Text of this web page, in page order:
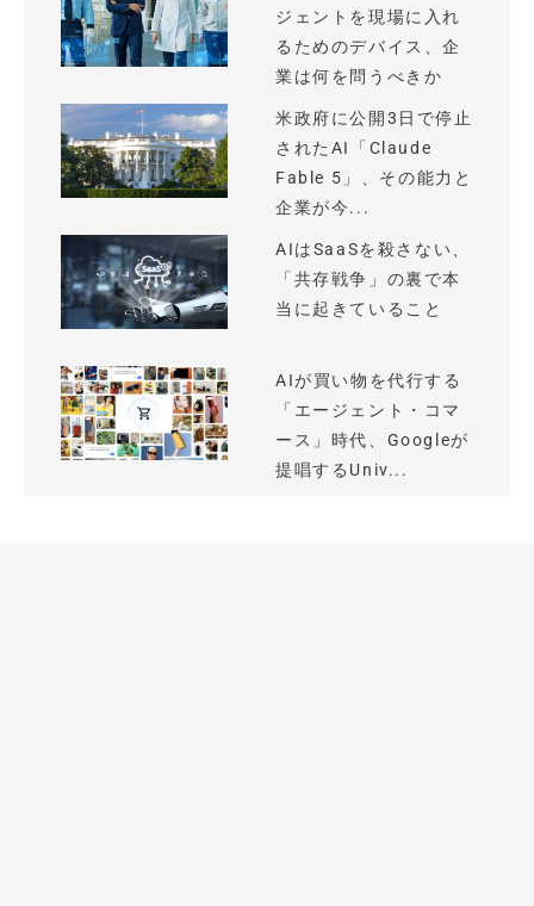
ジェントを現場に入れ
るためのデバイス、企
業は何を問うべきか
米政府に公開3日で停止
されたAI「Claude
Fable 5」、その能力と
企業が今...
AIはSaaSを殺さない、
「共存戦争」の裏で本
当に起きていること
AIが買い物を代行する
「エージェント・コマ
ース」時代、Googleが
提唱するUniv...